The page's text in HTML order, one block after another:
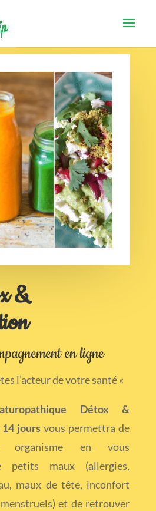
&
en ligne
l’acteur de votre santé «
Détox &
jours vous permettra de
organisme en vous
petits maux (allergies,
maux de tête, inconfort
et de retrouver